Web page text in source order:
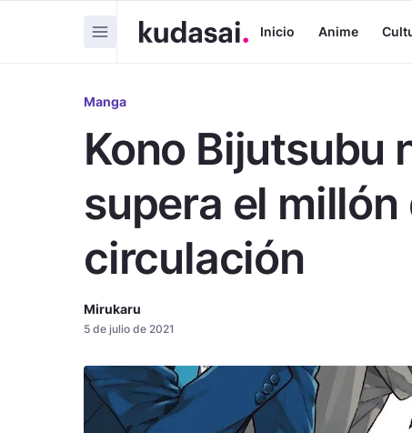
Inicio Anime
Manga
Kono Bijutsubu
supera el
circulación
Mirukaru
5 de julio de 2021